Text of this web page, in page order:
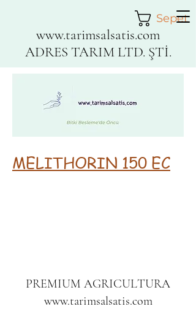
Sepet
www.tarimsalsatis.com
ADRES TARIM LTD. ŞTİ.
MELITHORIN 150 EC
PREMIUM AGRICULTURA
www.tarimsalsatis.com